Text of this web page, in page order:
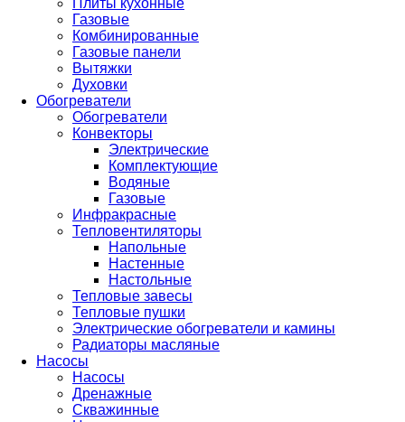
Плиты кухонные
Газовые
Комбинированные
Газовые панели
Вытяжки
Духовки
Обогреватели
Обогреватели
Конвекторы
Электрические
Комплектующие
Водяные
Газовые
Инфракрасные
Тепловентиляторы
Напольные
Настенные
Настольные
Тепловые завесы
Тепловые пушки
Электрические обогреватели и камины
Радиаторы масляные
Насосы
Насосы
Дренажные
Скважинные